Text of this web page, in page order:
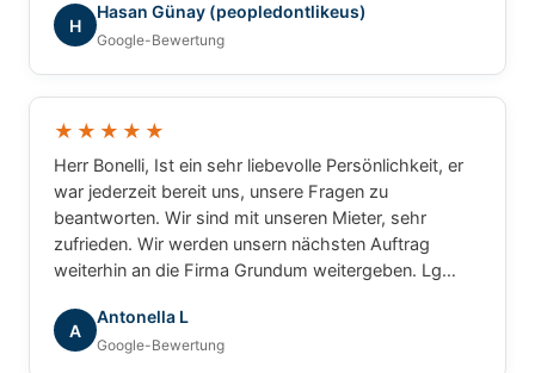
ergebnisorientiert. Für gewerbliche Transaktionen
würde ich jederzeit wieder mit ihm
zusammenarbeiten.
H
Hasan Günay (peopledontlikeus)
Google-Bewertung
★★★★★
Herr Bonelli, Ist ein sehr liebevolle Persönlichkeit, er
war jederzeit bereit uns, unsere Fragen zu
beantworten. Wir sind mit unseren Mieter, sehr
zufrieden. Wir werden unsern nächsten Auftrag
weiterhin an die Firma Grundum weitergeben. Lg
A
Antonella L
Google-Bewertung